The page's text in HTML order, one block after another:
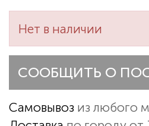
Нет в наличии
СООБЩИТЬ О
Самовывоз из любого